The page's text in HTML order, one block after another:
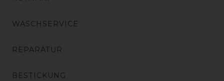
WASCHSERVICE
REPARATUR
BESTICKUNG